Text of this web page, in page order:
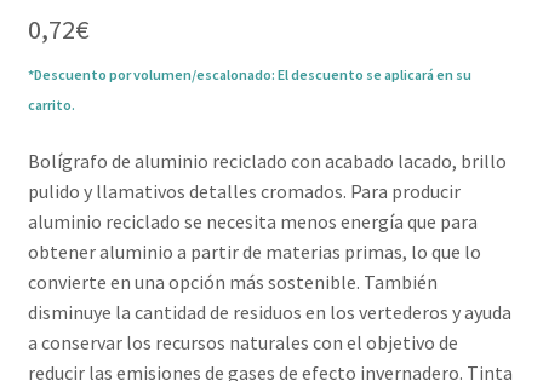
0,72€
*Descuento por volumen/escalonado: El descuento se aplicará en su
carrito.
Bolígrafo de aluminio reciclado con acabado lacado, brillo
pulido y llamativos detalles cromados. Para producir
aluminio reciclado se necesita menos energía que para
obtener aluminio a partir de materias primas, lo que lo
convierte en una opción más sostenible. También
disminuye la cantidad de residuos en los vertederos y ayuda
a conservar los recursos naturales con el objetivo de
reducir las emisiones de gases de efecto invernadero. Tinta